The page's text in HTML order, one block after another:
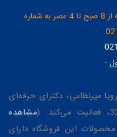
تماس تلفنی در روزهای شنبه تا پنج شنبه از 8 صبح تا 4 عصر به شماره
-
میرنظامی، دکترای حرفه‌ای
مشاهده
این فروشگاه دارای